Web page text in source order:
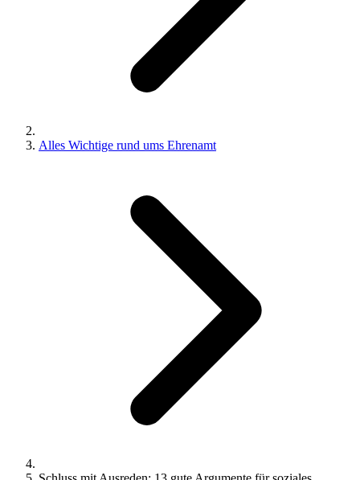
Alles Wichtige rund ums Ehrenamt